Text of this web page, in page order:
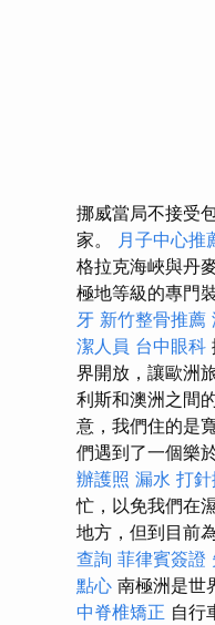
挪威當局不接受
家。
月子中心推
格拉克海峽與丹
極地等級的專門
牙 新竹整骨推薦
潔人員 台中眼科
界開放，讓歐洲
利斯和澳洲之間
意，我們住的是
們遇到了一個樂
辦護照 漏水 打針
忙，以免我們在
地方，但到目前
查詢 菲律賓簽證
點心 南極洲是世
中脊椎矯正 自行